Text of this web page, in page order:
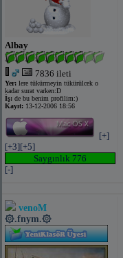
Albay
7836 ileti
Yer: lere tükürmeyin tükürülcek o
kadar surat varken:D
İş: de bu benim profilim:)
Kayıt: 13-12-2006 18:56
[+]
[+3][+5]
Saygınlık 776
[-]
venoM
۞.fnym.۞